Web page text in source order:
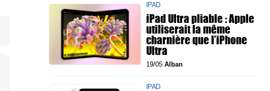
IPAD
iPad Ultra pliable : Apple
utiliserait la même
charnière que l’iPhone
Ultra
19/05 Alban
IPAD